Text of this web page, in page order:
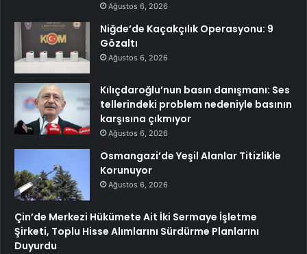
Ağustos 6, 2026
Niğde’de Kaçakçılık Operasyonu: 9
Gözaltı
Ağustos 6, 2026
Kılıçdaroğlu’nun basın danışmanı: Ses
tellerindeki problem nedeniyle basının
karşısına çıkmıyor
Ağustos 6, 2026
Osmangazi’de Yeşil Alanlar Titizlikle
Korunuyor
Ağustos 6, 2026
Çin’de Merkezi Hükümete Ait İki Sermaye İşletme
Şirketi, Toplu Hisse Alımlarını Sürdürme Planlarını
Duyurdu